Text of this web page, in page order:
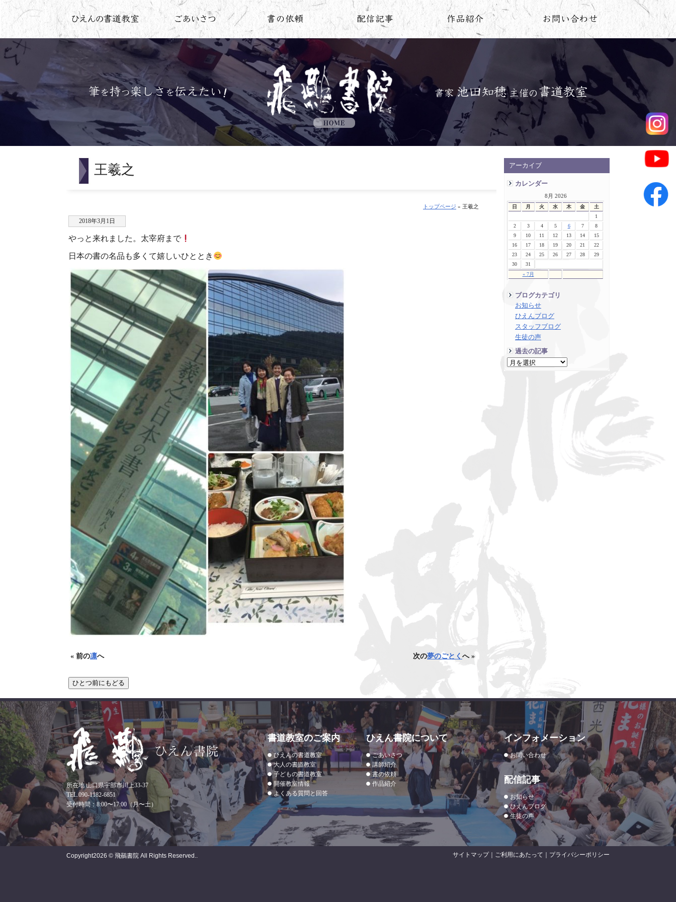
アーカイブ
カレンダー
8月 2026
日 月 火 水 木 金 土
« 7月
1
2
3 4 5 6 7
8
9
10 11 12 13 14
15
16
17 18 19 20 21
22
23
24 25 26 27 28
29
30
31
ブログカテゴリ
お知らせ
ひえんブログ
スタッフブログ
生徒の声
過去の記事
王羲之
トップページ » 王羲之
2018年3月1日
やっと来れました。太宰府まで
日本の書の名品も多くて嬉しいひととき
« 前の凛へ 次の夢のごとく へ »
所在地 山口県宇部市川上33-37
TEL.090-1182-6851
受付時間：8:00〜17:00（月〜土）
書道教室のご案内
ひえんの書道教室
大人の書道教室
子どもの書道教室
開催教室情報
よくある質問と回答
ひえん書院について
ごあいさつ
講師紹介
書の依頼
作品紹介
インフォメーション
お問い合わせ
配信記事
お知らせ
ひえんブログ
生徒の声
Copyright2026 © 飛䴏書院 All Rights Reserved.. サイトマップ｜ ご利用にあたって プライバシーポリシー